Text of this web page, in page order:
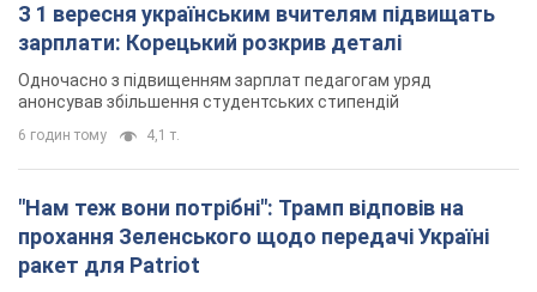
З 1 вересня українським вчителям підвищать
зарплати: Корецький розкрив деталі
Одночасно з підвищенням зарплат педагогам уряд
анонсував збільшення студентських стипендій
6 годин тому 4,1 т.
"Нам теж вони потрібні": Трамп відповів на
прохання Зеленського щодо передачі Україні
ракет для Patriot